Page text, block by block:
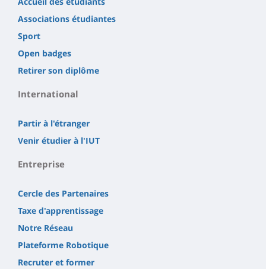
Associations étudiantes
Sport
Open badges
Retirer son diplôme
International
Partir à l'étranger
Venir étudier à l'IUT
Entreprise
Cercle des Partenaires
Taxe d'apprentissage
Notre Réseau
Plateforme Robotique
Recruter et former